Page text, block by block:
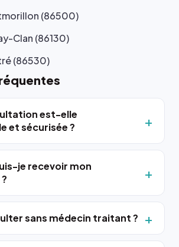
(86500)
Clan (86130)
(86530)
est-elle
et sécurisée ?
je recevoir mon
sans médecin traitant ?